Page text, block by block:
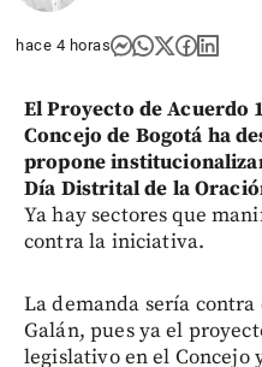
hace 4 horas
El Proyecto de Acuerdo
Concejo de Bogotá ha
propone
Día Distrital de la
Ya hay sectores que
contra la iniciativa.
La demanda sería
Galán, pues ya el
legislativo en el Concejo